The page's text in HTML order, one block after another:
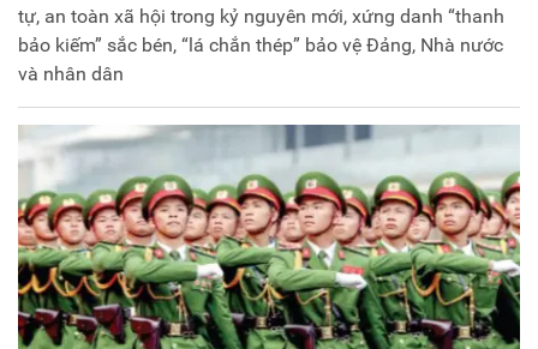
tự, an toàn xã hội trong kỷ nguyên mới, xứng danh “thanh
bảo kiếm” sắc bén, “lá chắn thép” bảo vệ Đảng, Nhà nước
và nhân dân